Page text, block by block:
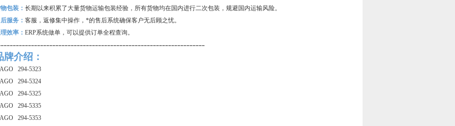
包装： 长期以来积累了大量货物运输包装经验，所有货物均在国内进行二次包装，规避国内运输风险。
服务： 客服，返修集中操作，*的售后系统确保客户无后顾之忧。
效率： ERP系统做单，可以提供订单全程查询。
牌介绍：
294-5323
294-5324
294-5325
294-5335
294-5353